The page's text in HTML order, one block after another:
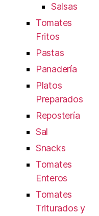
Salsas
Tomates
Fritos
Pastas
Panadería
Platos
Preparados
Repostería
Sal
Snacks
Tomates
Enteros
Tomates
Triturados y